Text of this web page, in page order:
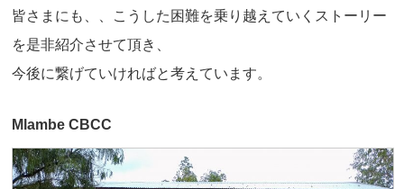
皆さまにも、、こうした困難を乗り越えていくストーリー
を是非紹介させて頂き、
今後に繋げていければと考えています。
Mlambe CBCC